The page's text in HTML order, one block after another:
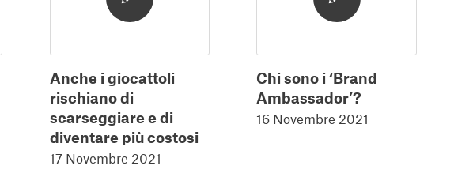
Anche i giocattoli
rischiano di
scarseggiare e di
diventare più costosi
17 Novembre 2021
Chi sono i ‘Brand
Ambassador’?
16 Novembre 2021